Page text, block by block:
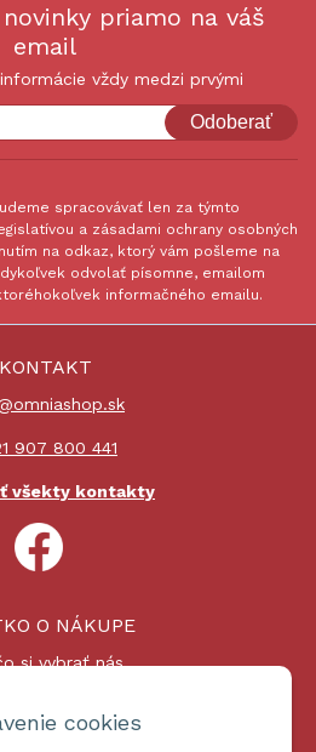
cookies
priamo na váš
email
vždy medzi prvými
Odoberať
spracovávať len za týmto
a zásadami ochrany osobných
na odkaz, ktorý vám pošleme na
odvolať písomne, emailom
informačného emailu.
KONTAKT
907 800 441
všekty kontakty
O NÁKUPE
si vybrať nás
a doprava